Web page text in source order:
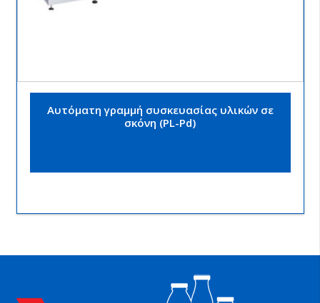
Αυτόματη γραμμή συσκευασίας υλικών σε
σκόνη (PL-Pd)